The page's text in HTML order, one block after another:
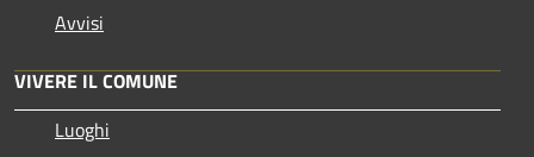
Avvisi
VIVERE IL COMUNE
Luoghi